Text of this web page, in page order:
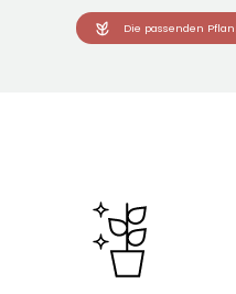
Die passenden